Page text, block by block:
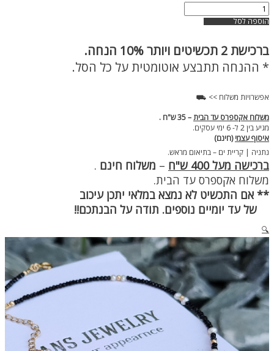
כמות
של
שרשרת
ואבני
ספינל
הוספה לסל
ברכישת
* ההנחה תתבצע אוטומטית על כל הסל.
אפשרויות משלוח >> ⛟
משלוח אקספרס עד הבית– 35 ש"ח .
מגיע בין 2 ל- 6 ימי עסקים.
איסוף עצמי(חינם)
נתניה | קריית ים – בתיאום מראש.
ברכישה מעל 400 ש"ח – משלוח חינם .
משלוח אקספרס עד הבית.
** אם התכשיט לא נמצא במלאי יתכן עיכוב
של עד יומיים נוספים. תודה על הבנתכם!!
🔍